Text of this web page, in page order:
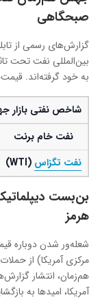
صبحگاهی
گزارش‌های رسمی از
بین‌المللی نفت تحت
به خود گرفته‌اند.
شاخص نفتی بازار
نفت خام برنت
نفت تگزاس (WTI)
بن‌بست
هرمز
شعله‌ور شدن دوباره
مرکزی آمریکا) از
هم‌زمان، انتشار
آمریکا، امیدها به